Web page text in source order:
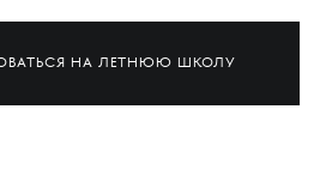
НА ЛЕТНЮЮ ШКОЛУ